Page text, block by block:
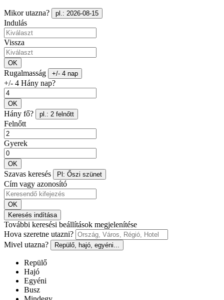
Mikor utazna? pl.: 2026-08-15
Indulás
Vissza
OK
Rugalmasság +/- 4 nap
+/- 4 Hány nap?
OK
Hány fő? pl.: 2 felnőtt
Felnőtt
Gyerek
OK
Szavas keresés Pl: Őszi szünet
Cím vagy azonosító
OK
Keresés indítása
További keresési beállítások megjelenítése
Hova szeretne utazni?
Mivel utazna?
Repülő, hajó, egyéni...
Repülő
Hajó
Egyéni
Busz